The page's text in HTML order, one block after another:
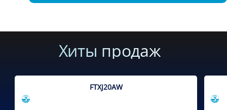
Хиты продаж
FTXJ20AW